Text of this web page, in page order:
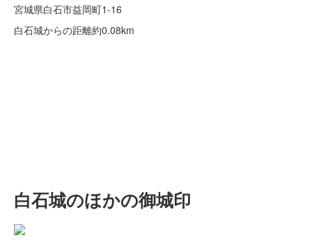
宮城県白石市益岡町1-16
白石城からの距離約0.08km
白石城のほかの御城印